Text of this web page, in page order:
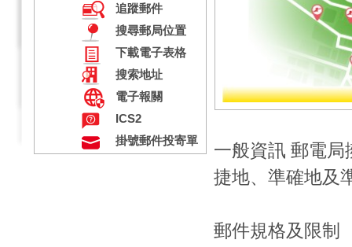
追蹤郵件
搜尋郵局位置
下載電子表格
搜索地址
電子報關
ICS2
掛號郵件投寄單
一般資訊 郵電
捷地、準確地及
郵件規格及限制